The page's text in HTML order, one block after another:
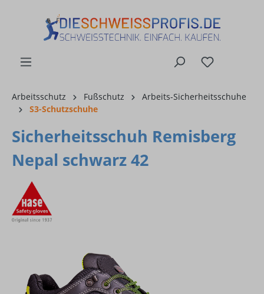
Arbeitsschutz Fußschutz
Arbeits-Sicherheitsschuhe
S3-Schutzschuhe
Sicherheitsschuh Remisberg
Nepal schwarz 42
Bildergalerie überspringen